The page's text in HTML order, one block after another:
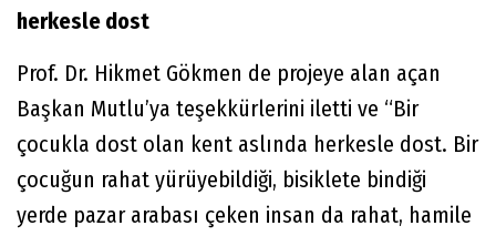
herkesle dost
Prof. Dr. Hikmet Gökmen de projeye alan açan
Başkan Mutlu’ya teşekkürlerini iletti ve “Bir
çocukla dost olan kent aslında herkesle dost. Bir
çocuğun rahat yürüyebildiği, bisiklete bindiği
yerde pazar arabası çeken insan da rahat, hamile